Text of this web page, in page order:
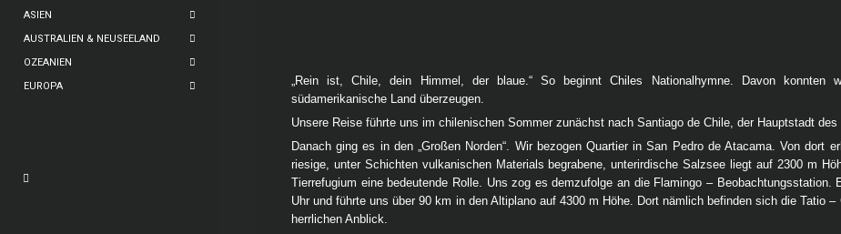
ASIEN
AUSTRALIEN & NEUSEELAND
OZEANIEN
EUROPA
„Rein ist, Chile, dein Himmel, der blaue.“ So beginnt Chiles Nationalhymne. Davon konnten
südamerikanische Land überzeugen.
Unsere Reise führte uns im chilenischen Sommer zunächst nach Santiago de Chile, der Hauptstadt des
Danach ging es in den „Großen Norden“. Wir bezogen Quartier in San Pedro de Atacama. Von dort
riesige, unter Schichten vulkanischen Materials begrabene, unterirdische Salzsee liegt auf 2300 m
Tierrefugium eine bedeutende Rolle. Uns zog es demzufolge an die Flamingo – Beobachtungsstation.
Uhr und führte uns über 90 km in den Altiplano auf 4300 m Höhe. Dort nämlich befinden sich die Tatio
herrlichen Anblick.